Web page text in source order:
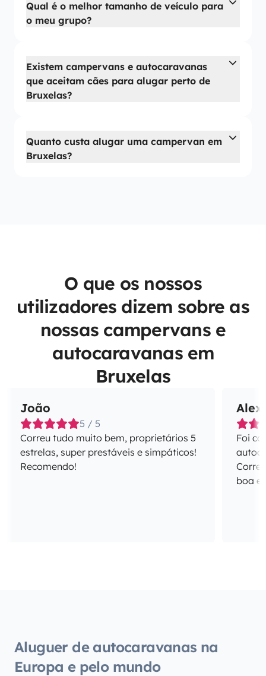
Qual é o melhor tamanho de veículo para
o meu grupo?
Existem campervans e autocaravanas
que aceitam cães para alugar perto de
Bruxelas?
Quanto custa alugar uma campervan em
Bruxelas?
O que os nossos
utilizadores dizem sobre as
nossas campervans e
autocaravanas em
Bruxelas
João
5 / 5
Correu tudo muito bem, proprietários 5
estrelas, super prestáveis e simpáticos!
Recomendo!
Foi
Aluguer de autocaravanas na
Europa e pelo mundo